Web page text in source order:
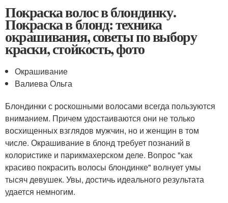
Покраска волос в блондинку.
Покраска в блонд: техника
окрашивания, советы по выбору
краски, стойкость, фото
Окрашивание
Валиева Ольга
Блондинки с роскошными волосами всегда пользуются
вниманием. Причем удостаиваются они не только
восхищенных взглядов мужчин, но и женщин в том
числе. Окрашивание в блонд требует познаний в
колористике и парикмахерском деле. Вопрос "как
красиво покрасить волосы блондинке" волнует умы
тысяч девушек. Увы, достичь идеального результата
удается немногим.